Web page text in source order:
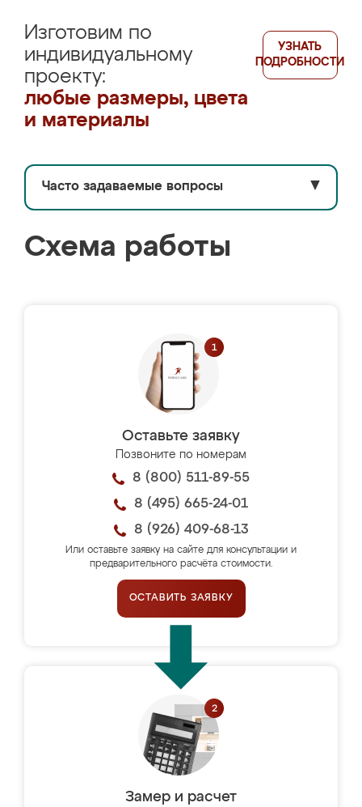
Изготовим по
индивидуальному
проекту:
любые размеры, цвета
и материалы
УЗНАТЬ
ПОДРОБНОСТИ
Часто задаваемые вопросы ▼
Схема работы
Оставьте заявку
Позвоните по номерам
8 (800) 511-89-55
8 (495) 665-24-01
8 (926) 409-68-13
Или оставьте заявку на сайте для консультации и
предварительного расчёта стоимости.
ОСТАВИТЬ ЗАЯВКУ
Замер и расчет